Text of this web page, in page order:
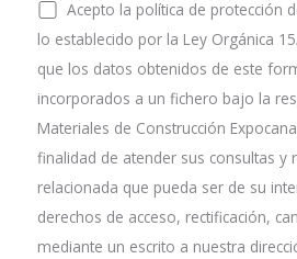
Acepto la política de protección
lo establecido por la Ley Orgánica
que los datos obtenidos de este
incorporados a un fichero bajo la
Materiales de Construcción
finalidad de atender sus consultas y
relacionada que pueda ser de su
derechos de acceso, rectificación,
mediante un escrito a nuestra